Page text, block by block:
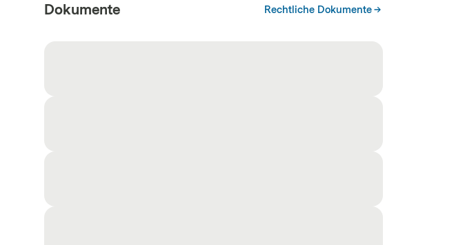
Dokumente Rechtliche Dokumente